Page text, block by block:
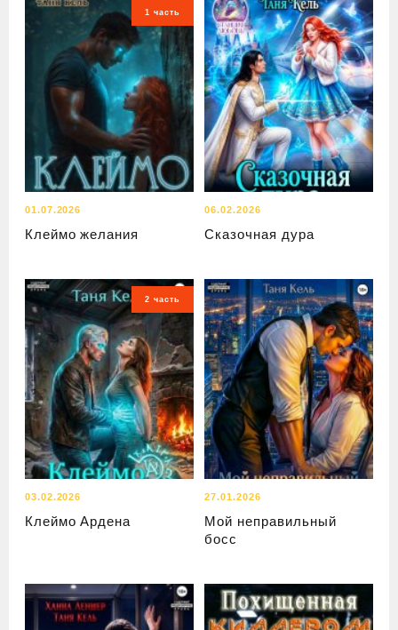
1 часть
01.07.2026
Клеймо желания
06.02.2026
Сказочная дура
2 часть
03.02.2026
Клеймо Ардена
27.01.2026
Мой неправильный
босс